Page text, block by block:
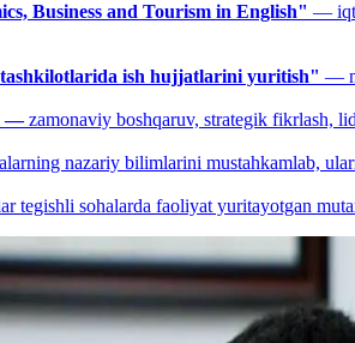
Business and Tourism in English" —
ish hujjatlarini yuritish" —
—zamonaviy boshqaruv, strategik fikrlash,
nazariy bilimlarini mustahkamlab,
tegishli sohalarda faoliyat yuritayotgan